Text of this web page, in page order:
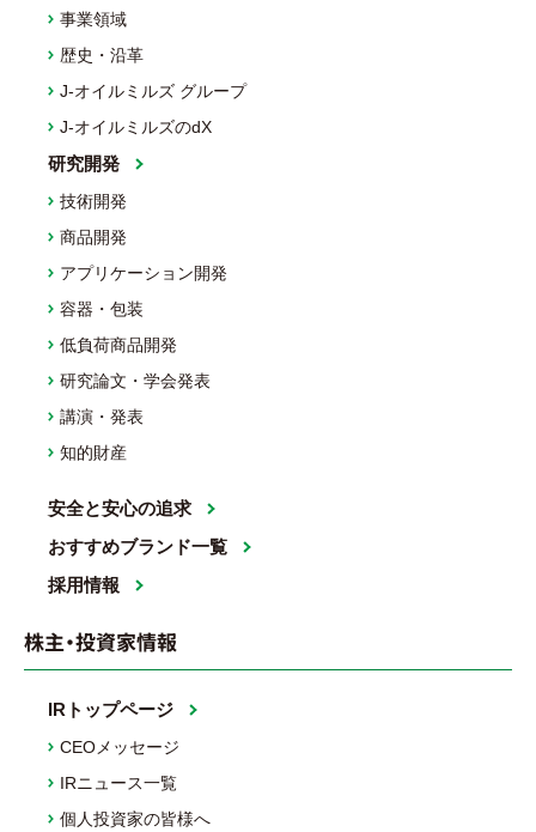
事業領域
歴史・沿革
J-オイルミルズ グループ
J-オイルミルズのdX
研究開発
技術開発
商品開発
アプリケーション開発
容器・包装
低負荷商品開発
研究論文・学会発表
講演・発表
知的財産
安全と安心の追求
おすすめブランド一覧
採用情報
株主・投資家情報
IRトップページ
CEOメッセージ
IRニュース一覧
個人投資家の皆様へ